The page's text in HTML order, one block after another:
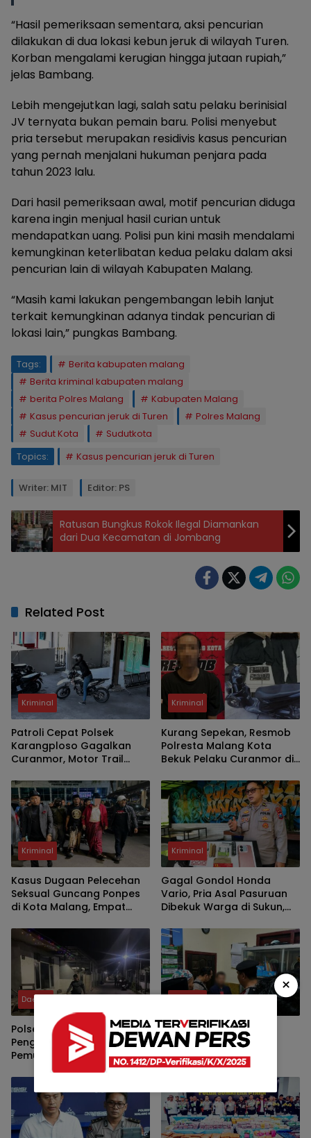
“Hasil pemeriksaan sementara, aksi pencurian
dilakukan di dua lokasi kebun jeruk di wilayah Turen.
Korban mengalami kerugian hingga jutaan rupiah,”
jelas Bambang.
Lebih mengejutkan lagi, salah satu pelaku berinisial
JV ternyata bukan pemain baru. Polisi menyebut
pria tersebut merupakan residivis kasus pencurian
yang pernah menjalani hukuman penjara pada
tahun 2023 lalu.
Dari hasil pemeriksaan awal, motif pencurian diduga
karena ingin menjual hasil curian untuk
mendapatkan uang. Polisi pun kini masih mendalami
kemungkinan keterlibatan kedua pelaku dalam aksi
pencurian lain di wilayah Kabupaten Malang.
“Masih kami lakukan pengembangan lebih lanjut
terkait kemungkinan adanya tindak pencurian di
lokasi lain,” pungkas Bambang.
Tags:
Berita kabupaten malang
Berita kriminal kabupaten malang
berita Polres Malang
Kabupaten Malang
Kasus pencurian jeruk di Turen
Polres Malang
Sudut Kota
Sudutkota
Topics:
Kasus pencurian jeruk di Turen
Writer: MIT Editor: PS
Ratusan Bungkus Rokok Ilegal Diamankan
dari Dua Kecamatan di Jombang
Related Post
Kriminal
Patroli Cepat Polsek
Karangploso Gagalkan
Curanmor, Motor Trail
Hitungan Jam
Kriminal
Kurang Sepekan, Resmob
Polresta Malang Kota
Bekuk Pelaku Curanmor di
Pelajar Asal Sumenep
Berhasil Diamankan
Kriminal
Kasus Dugaan Pelecehan
Seksual Guncang Ponpes
di Kota Malang, Empat
Guru Ngaji ke Polisi
Kriminal
Gagal Gondol Honda
Vario, Pria Asal Pasuruan
Dibekuk Warga di Sukun,
Sabu dan Kunci T
Daerah
Polsek Jombang Selidiki
Penganiayaan Dua
Pemuda di Mojongapit,
Pelaku Masih Diburu
Diduga Cabuli Anak 7
Tahun, Kakek 61 Tahun
Diamankan Polresta
Malang Kota
×